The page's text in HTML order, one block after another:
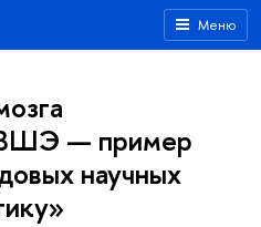
Меню
— пример
научных